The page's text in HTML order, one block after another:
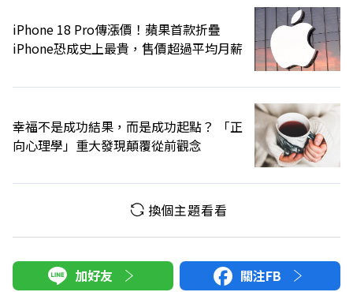
iPhone 18 Pro傳漲價！蘋果首款折疊
iPhone恐成史上最貴，售價超過平均月薪
幸福不是成功結果，而是成功起點？ 「正
向心理學」重大發現顛覆從前觀念
換個主題看看
加好友 關注FB